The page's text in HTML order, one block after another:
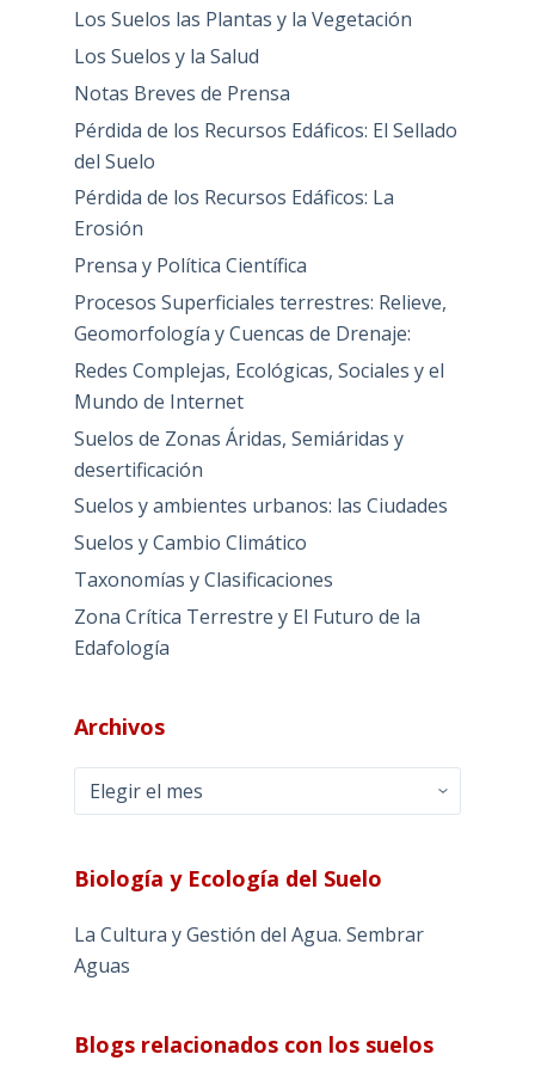
Los Suelos las Plantas y la Vegetación
Los Suelos y la Salud
Notas Breves de Prensa
Pérdida de los Recursos Edáficos: El Sellado
del Suelo
Pérdida de los Recursos Edáficos: La
Erosión
Prensa y Política Científica
Procesos Superficiales terrestres: Relieve,
Geomorfología y Cuencas de Drenaje:
Redes Complejas, Ecológicas, Sociales y el
Mundo de Internet
Suelos de Zonas Áridas, Semiáridas y
desertificación
Suelos y ambientes urbanos: las Ciudades
Suelos y Cambio Climático
Taxonomías y Clasificaciones
Zona Crítica Terrestre y El Futuro de la
Edafología
Archivos
Archivos
Biología y Ecología del Suelo
La Cultura y Gestión del Agua. Sembrar
Aguas
Blogs relacionados con los suelos